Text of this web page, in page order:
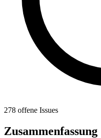
278 offene Issues
Zusammenfassung